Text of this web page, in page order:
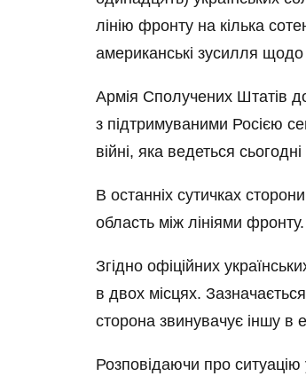
лінію фронту на кілька
американські зусилля
Армія Сполучених Штатів
з підтримуваними Росією
війні, яка ведеться
В останніх сутичках
область між лініями фронту.
Згідно офіційних
в двох місцях.
сторона звинувачує іншу в
Розповідаючи про